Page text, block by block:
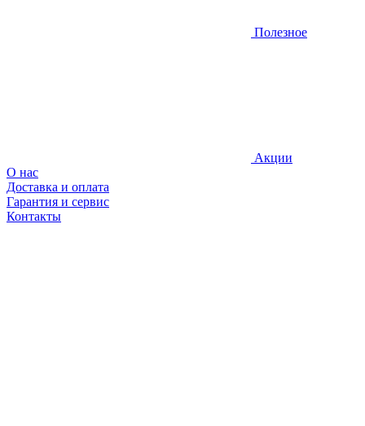
Полезное
Акции
О нас
Доставка и оплата
Гарантия и сервис
Контакты